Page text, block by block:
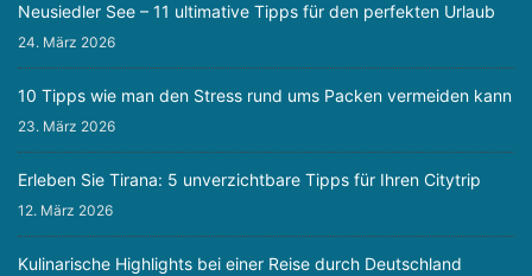
Neusiedler See – 11 ultimative Tipps für den perfekten Urlaub
24. März 2026
10 Tipps wie man den Stress rund ums Packen vermeiden kann
23. März 2026
Erleben Sie Tirana: 5 unverzichtbare Tipps für Ihren Citytrip
12. März 2026
Kulinarische Highlights bei einer Reise durch Deutschland